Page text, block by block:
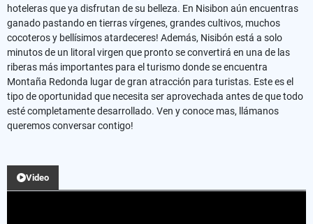
hoteleras que ya disfrutan de su belleza. En Nisibon aún encuentras
ganado pastando en tierras vírgenes, grandes cultivos, muchos
cocoteros y bellísimos atardeceres! Además, Nisibón está a solo
minutos de un litoral virgen que pronto se convertirá en una de las
riberas más importantes para el turismo donde se encuentra
Montaña Redonda lugar de gran atracción para turistas. Este es el
tipo de oportunidad que necesita ser aprovechada antes de que todo
esté completamente desarrollado. Ven y conoce mas, llámanos
queremos conversar contigo!
Video